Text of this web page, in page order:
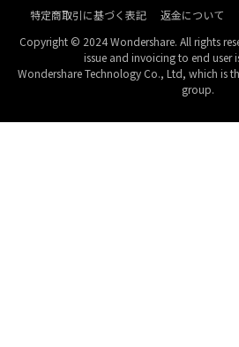
特定商取引に基づく表記
返金について
Copyright © 2024 Wondershare. All rights
issue and invoicing to end user
Wondershare Technology Co., Ltd, which is
group.